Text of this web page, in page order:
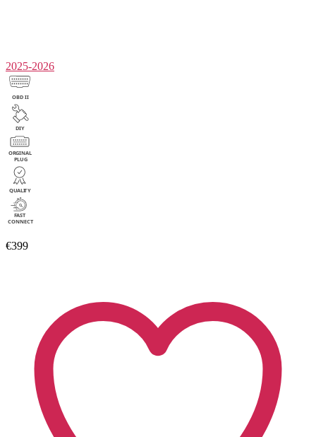
2025-2026
€399